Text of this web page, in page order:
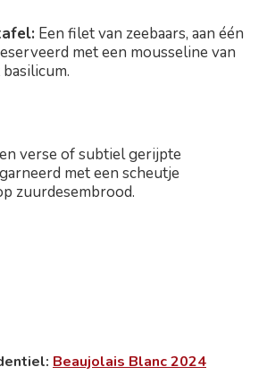
Een filet van zeebaars, aan één
met een mousseline van
verse of subtiel gerijpte
met een scheutje
zuurdesembrood.
Beaujolais Blanc 2024